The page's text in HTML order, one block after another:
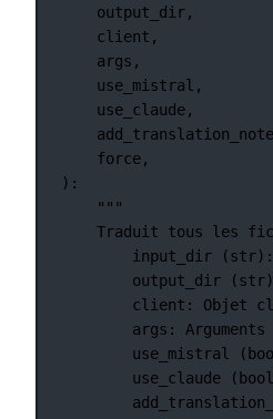
output_dir,
client,
args,
use_mistral,
use_claude,
force,
):
"""
Traduit tous les
input_dir (str):
output_dir
client: Objet
args:
use_mistral
use_claude